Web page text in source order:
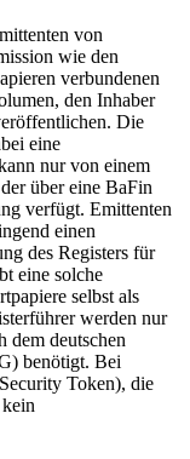
von
wie den
verbundenen
den Inhaber
Die
eine
nur von einem
über eine BaFin
verfügt. Emittenten
einen
des Registers für
eine solche
selbst als
werden nur
dem deutschen
benötigt. Bei
Token), die